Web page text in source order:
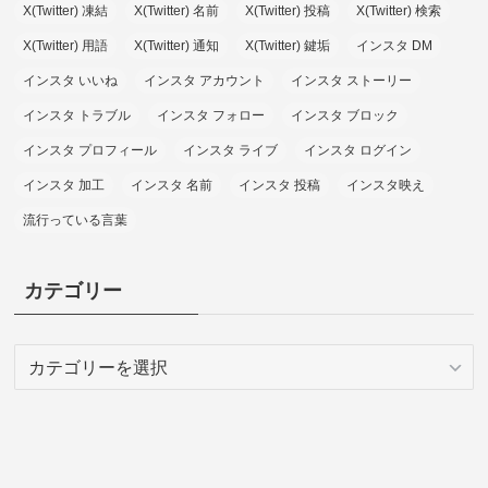
X(Twitter) 凍結 X(Twitter) 名前 X(Twitter) 投稿 X(Twitter) 検索
X(Twitter) 用語 X(Twitter) 通知 X(Twitter) 鍵垢 インスタ DM
インスタ いいね インスタ アカウント インスタ ストーリー
インスタ トラブル インスタ フォロー インスタ ブロック
インスタ プロフィール インスタ ライブ インスタ ログイン
インスタ 加工 インスタ 名前 インスタ 投稿 インスタ映え
流行っている言葉
カテゴリー
テ